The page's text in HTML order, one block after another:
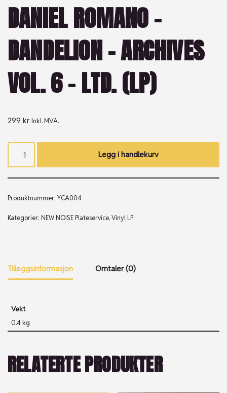
DANIEL ROMANO –
DANDELION – ARCHIVES
VOL. 6 – LTD. (LP)
299 kr Inkl. MVA.
Legg i handlekurv
Produktnummer: YCA004
Kategorier: NEW NOISE Plateservice,Vinyl LP
Tilleggsinformasjon Omtaler (0)
Vekt
0.4 kg
RELATERTE PRODUKTER